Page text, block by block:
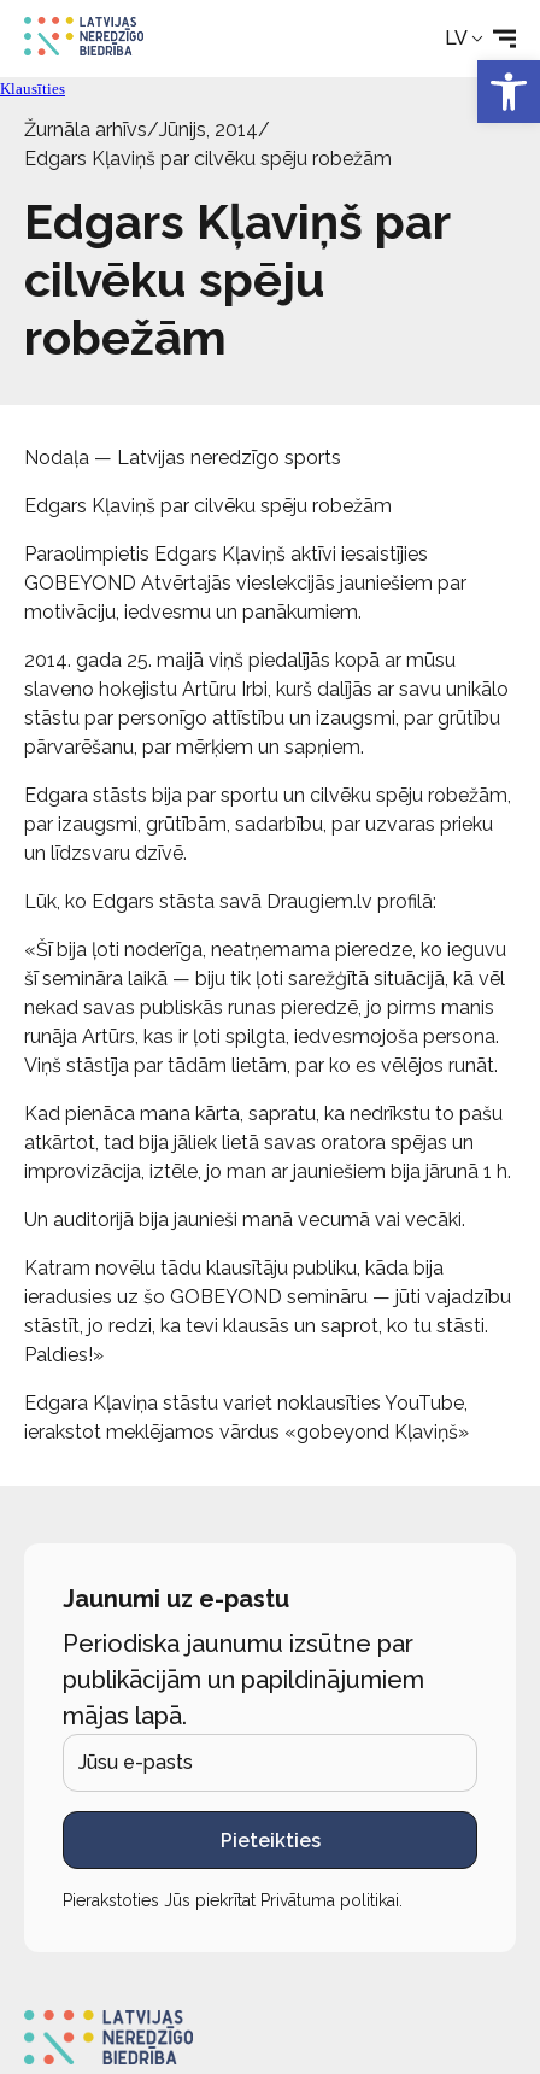
LV
Rehabilitācija
Tehniskie palīglīdzekļi
Aktualitātes
Pakalpojumi
Par biedrību
Klausīties
Žurnāla arhīvs/Jūnijs, 2014/
Edgars Kļaviņš par cilvēku spēju robežām
Edgars Kļaviņš par
cilvēku spēju
robežām
Nodaļa — Latvijas neredzīgo sports
Edgars Kļaviņš par cilvēku spēju robežām
Paraolimpietis Edgars Kļaviņš aktīvi iesaistījies
GOBEYOND Atvērtajās vieslekcijās jauniešiem par
motivāciju, iedvesmu un panākumiem.
2014. gada 25. maijā viņš piedalījās kopā ar mūsu
slaveno hokejistu Artūru Irbi, kurš dalījās ar savu unikālo
stāstu par personīgo attīstību un izaugsmi, par grūtību
pārvarēšanu, par mērķiem un sapņiem.
Edgara stāsts bija par sportu un cilvēku spēju robežām,
par izaugsmi, grūtībām, sadarbību, par uzvaras prieku
un līdzsvaru dzīvē.
Lūk, ko Edgars stāsta savā Draugiem.lv profilā:
«Šī bija ļoti noderīga, neatņemama pieredze, ko ieguvu
šī semināra laikā — biju tik ļoti sarežģītā situācijā, kā vēl
nekad savas publiskās runas pieredzē, jo pirms manis
runāja Artūrs, kas ir ļoti spilgta, iedvesmojoša persona.
Viņš stāstīja par tādām lietām, par ko es vēlējos runāt.
Kad pienāca mana kārta, sapratu, ka nedrīkstu to pašu
atkārtot, tad bija jāliek lietā savas oratora spējas un
improvizācija, iztēle, jo man ar jauniešiem bija jārunā 1 h.
Un auditorijā bija jaunieši manā vecumā vai vecāki.
Katram novēlu tādu klausītāju publiku, kāda bija
ieradusies uz šo GOBEYOND semināru — jūti vajadzību
stāstīt, jo redzi, ka tevi klausās un saprot, ko tu stāsti.
Paldies!»
Edgara Kļaviņa stāstu variet noklausīties YouTube,
ierakstot meklējamos vārdus «gobeyond Kļaviņš»
Jaunumi uz e-pastu
Periodiska jaunumu izsūtne par
publikācijām un papildinājumiem
mājas lapā.
Pieteikties
Pierakstoties Jūs piekrītat Privātuma politikai